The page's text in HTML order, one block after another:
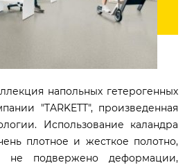
напольных гетерогенных
"TARKETT", произведенная
Использование каландра
плотное и жесткое полотно,
не подвержено деформации,